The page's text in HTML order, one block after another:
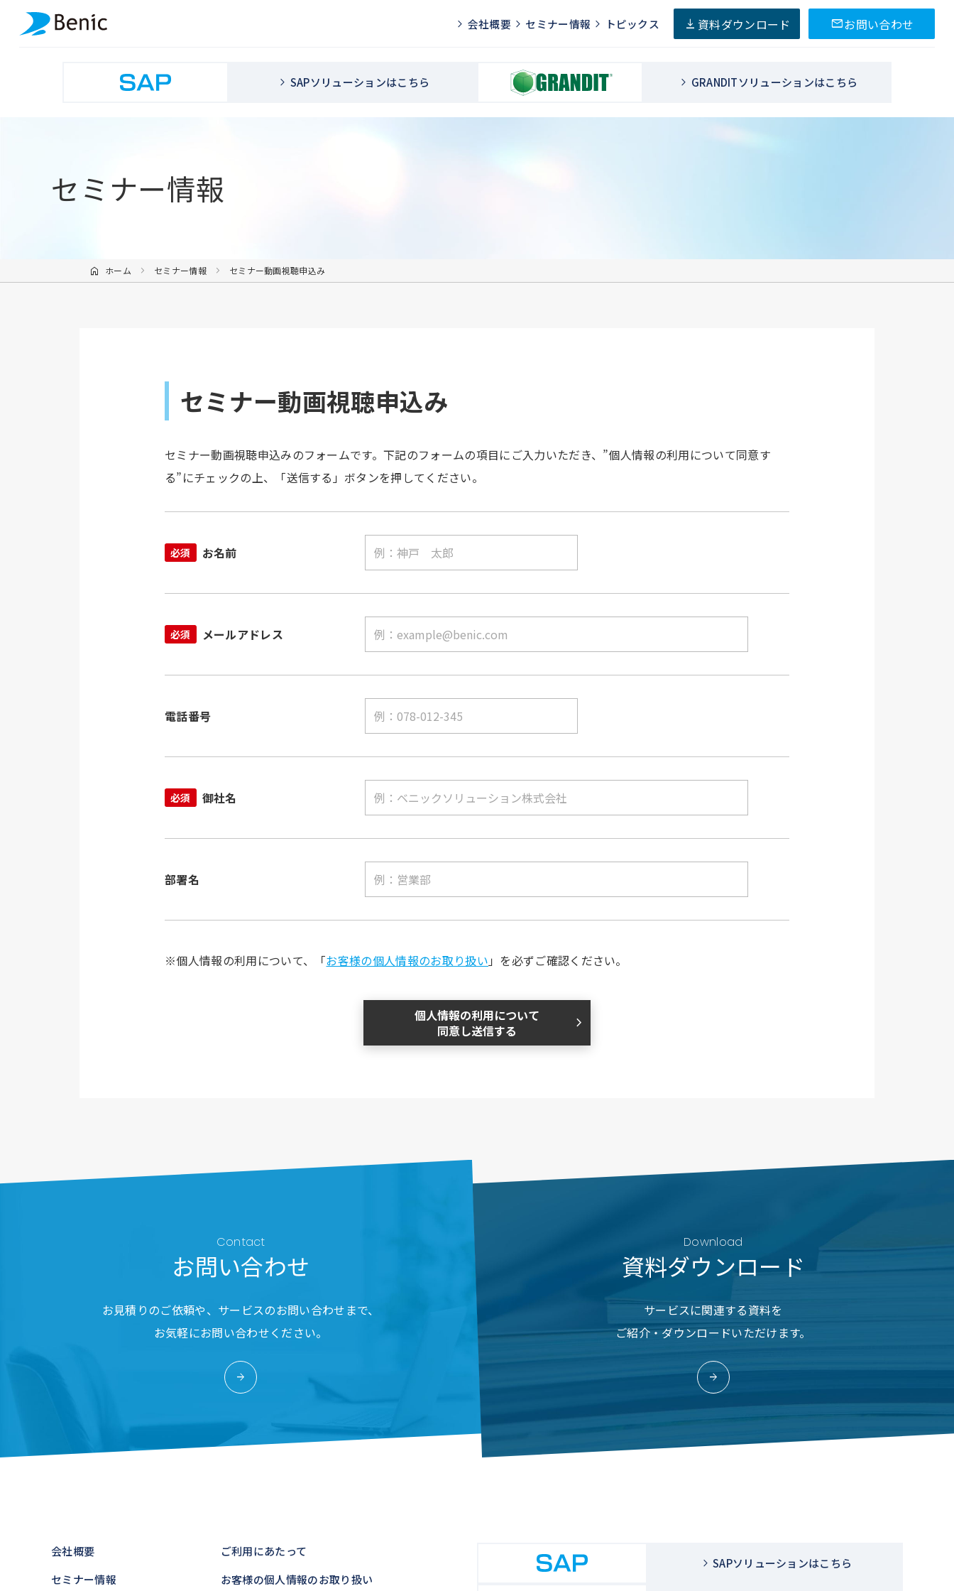
会社概要 セミナー情報 トピックス 資料ダウンロード お問い合わせ
SAPソリューションはこちら GRANDITソリューションはこちら
セミナー情報
ホーム セミナー情報 セミナー動画視聴申込み
セミナー動画視聴申込み
セミナー動画視聴申込みのフォームです。下記のフォームの項目にご入力いただき、”個人情報の利用について同意す
る”にチェックの上、「送信する」ボタンを押してください。
必須 お名前
必須 メールアドレス
電話番号
必須 御社名
部署名
※個人情報の利用について、「お客様の個人情報のお取り扱い 」を必ずご確認ください。
個人情報の利用について
同意し送信する
Contact
お問い合わせ
お見積りのご依頼や、サービスのお問い合わせまで、
お気軽にお問い合わせください。
Download
資料ダウンロード
サービスに関連する資料を
ご紹介・ダウンロードいただけます。
会社概要
セミナー情報
ご利用にあたって
お客様の個人情報のお取り扱い
SAPソリューションはこちら